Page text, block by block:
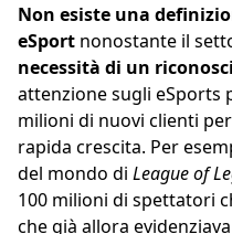
Non esiste una
eSport nonostante il
necessità di un
attenzione sugli eSports
milioni di nuovi clienti
rapida crescita. Per
del mondo di League of
100 milioni di spettatori
che già allora